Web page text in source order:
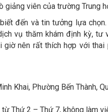
viên của trường Trung
đến và tin tưởng lựa
vụ thăm khám định kỳ, tư
nên rất thích hợp với thai
Khai, Phường Bến Thành,
Thứ 2 – Thứ 7, không làm